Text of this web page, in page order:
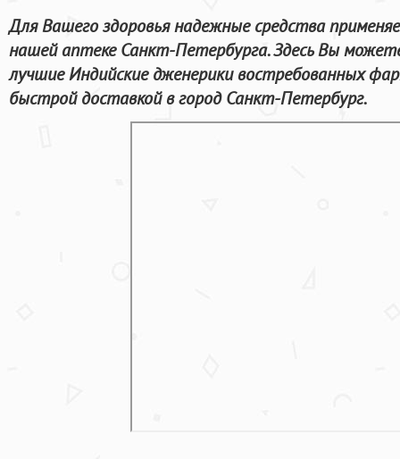
Для Вашего здоровья надежные средства
нашей аптеке Санкт-Петербурга. Здесь Вы
лучшие Индийские дженерики востребованных
быстрой доставкой в город Санкт-Петербург.